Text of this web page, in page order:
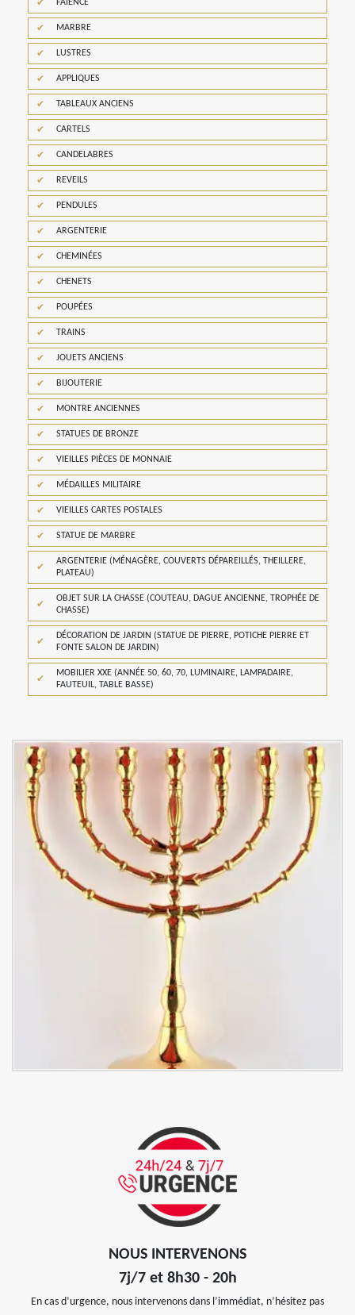
FAÏENCE
MARBRE
LUSTRES
APPLIQUES
TABLEAUX ANCIENS
CARTELS
CANDELABRES
REVEILS
PENDULES
ARGENTERIE
CHEMINÉES
CHENETS
POUPÉES
TRAINS
JOUETS ANCIENS
BIJOUTERIE
MONTRE ANCIENNES
STATUES DE BRONZE
VIEILLES PIÈCES DE MONNAIE
MÉDAILLES MILITAIRE
VIEILLES CARTES POSTALES
STATUE DE MARBRE
ARGENTERIE (MÉNAGÈRE, COUVERTS DÉPAREILLÉS, THEILLERE,
PLATEAU)
OBJET SUR LA CHASSE (COUTEAU, DAGUE ANCIENNE, TROPHÉE DE
CHASSE)
DÉCORATION DE JARDIN (STATUE DE PIERRE, POTICHE PIERRE ET
FONTE SALON DE JARDIN)
MOBILIER XXE (ANNÉE 50, 60, 70, LUMINAIRE, LAMPADAIRE,
FAUTEUIL, TABLE BASSE)
NOUS INTERVENONS
7j/7 et 8h30 - 20h
En cas d’urgence, nous intervenons dans l’immédiat, n’hésitez pas